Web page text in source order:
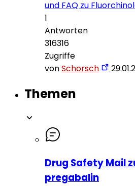
und FAQ zu
1
Antworten
316316
Zugriffe
vonSchorsch
Themen
Drug Safety Mail
pregabalin